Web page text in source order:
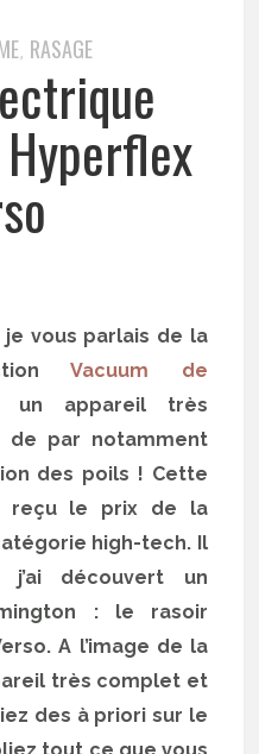
, RASAGE
vous parlais de la
Vacuum de
appareil très
de par notamment
des poils ! Cette
reçu le prix de la
high-tech. Il
découvert un
: le rasoir
A l’image de la
très complet et
des à priori sur le